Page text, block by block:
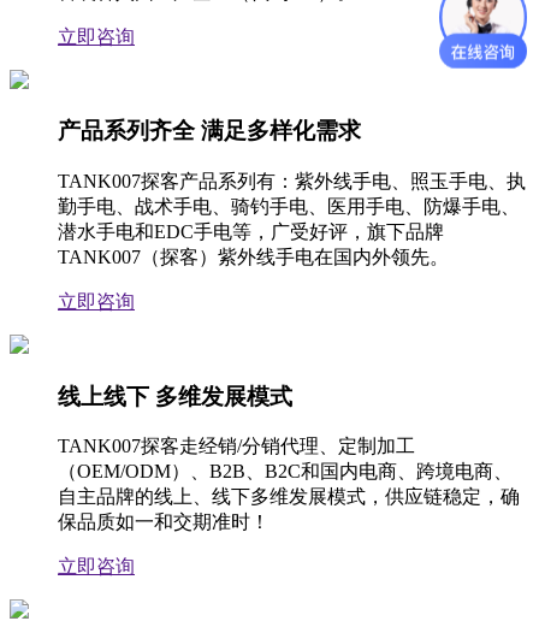
立即咨询
产品系列齐全 满足多样化需求
TANK007探客产品系列有：紫外线手电、照玉手电、执
勤手电、战术手电、骑钓手电、医用手电、防爆手电、
潜水手电和EDC手电等，广受好评，旗下品牌
TANK007（探客）紫外线手电在国内外领先。
立即咨询
线上线下 多维发展模式
TANK007探客走经销/分销代理、定制加工
（OEM/ODM）、B2B、B2C和国内电商、跨境电商、
自主品牌的线上、线下多维发展模式，供应链稳定，确
保品质如一和交期准时！
立即咨询